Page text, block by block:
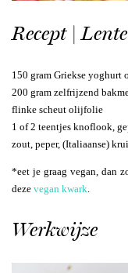
Recept |
150 gram Griekse yoghurt
200 gram zelfrijzend
flinke scheut olijfolie
1 of 2 teentjes knoflook,
zout, peper, (Italiaanse)
*eet je graag vegan, dan
deze vegan kwark
Werkwijze